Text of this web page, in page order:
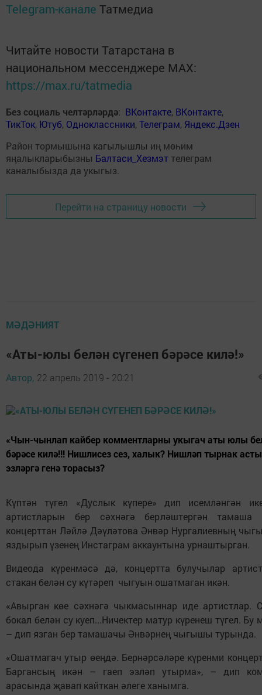
Telegram-канале Татмедиа
Читайте новости Татарстана в
национальном мессенджере MАХ:
https://max.ru/tatmedia
Без социаль челтәрләрдә: ВКонтакте, ВКонтакте,
ТикТок, Ютуб, Одноклассники,Телеграм, Яндекс.Дзен
Район тормышына кагылышлы иң мөһим
яңалыкларыбызны Балтаси_Хезмэт телеграм
каналыбызда да укыгыз.
Перейти на страницу новости
МӘДӘНИЯТ
«Аты-юлы белән сүгенеп бәрәсе килә!»
Автор, 22 апрель 2019 - 20:21
«Чын-чынлап кайбер комментларны укыгач аты юлы
бәрәсе килә!!! Нишлисез сез, халык? Нишләп тырнак
эзләргә генә торасыз?
Күптән түгел «Дуслык күпере» дип исемләнгән
артистларын бер сәхнәгә берләштергән тамаша
концерттан Ләйлә Дәүләтова Әнвәр Нургалиевның
яздырып үзенең Инстаграм аккаунтына урнаштырган.
Видеода күренмәсә дә, концертта булучылар
стакан белән су күтәреп чыгуын ошатмаган икән.
«Авырган көе сәхнәгә чыкмасыннар иде артистлар.
бокал белән су куеп...Ничектер матур күренеш түгел. Бу
– дип язган бер тамашачы Әнвәрнең чыгышы турында.
«Ошатмагач утыр өеңдә. Бернәрсәләре күренми
Баргансың икән – гаеп эзләп утырма», – дип
арасында җавап кайткан әлеге ханымга.